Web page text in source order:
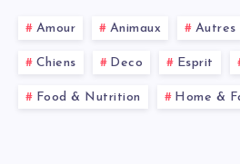
Amour Animaux Autres
Chiens Deco Esprit
Food & Nutrition Home &